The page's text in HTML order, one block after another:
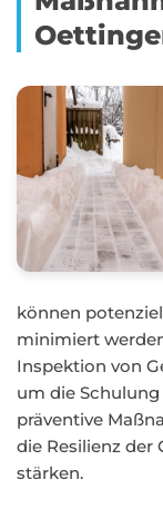
können
minimiert
Inspektion von
um die
präventive
die Resilienz der
stärken.